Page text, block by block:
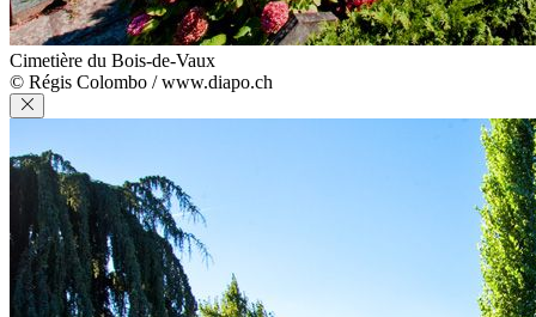
Cimetière du Bois-de-Vaux
© Régis Colombo / www.diapo.ch